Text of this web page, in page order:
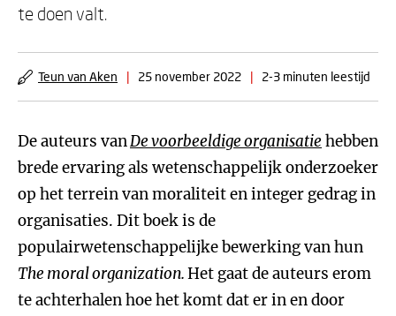
te doen valt.
Teun van Aken | 25 november 2022 | 2-3 minuten leestijd
De auteurs vanDe voorbeeldige organisatie hebben
brede ervaring als wetenschappelijk onderzoeker
op het terrein van moraliteit en integer gedrag in
organisaties. Dit boek is de
populairwetenschappelijke bewerking van hun
The moral organization.Het gaat de auteurs erom
te achterhalen hoe het komt dat er in en door